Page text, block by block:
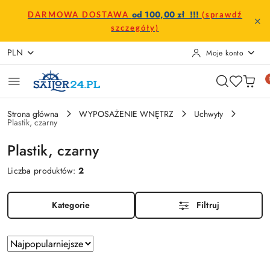
Przejdź do treści głównej
Przejdź do wyszukiwarki
Przejdź do moje konto
Przejdź do menu głównego
Przejdź do stopki
DARMOWA DOSTAWA od 100,00 zł !!! (sprawdź
szczegóły)
PLN Moje konto
Strona główna WYPOSAŻENIE WNĘTRZ Uchwyty
Plastik, czarny
Plastik, czarny
Liczba produktów:2
Kategorie Filtruj
Zastosowano
sortowanie:
Sortuj
według